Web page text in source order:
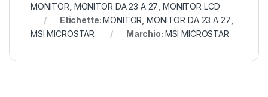
MONITOR MONITOR DA 23 A 27 MONITOR LCD
Etichette:MONITOR ,MONITOR DA 23 A 27
MSI MICROSTAR
Marchio: MSI MICROSTAR